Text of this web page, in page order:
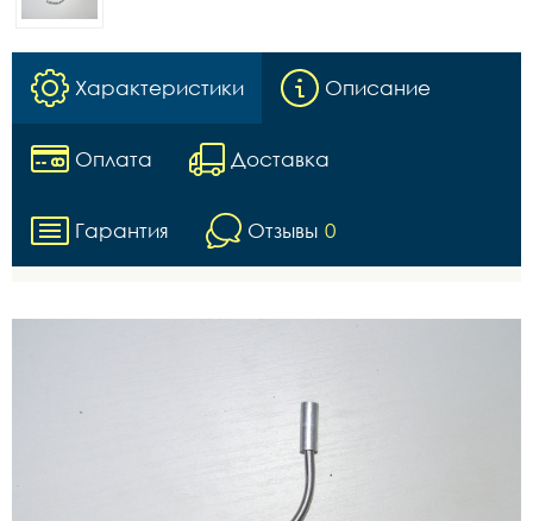
Характеристики Описание
Оплата Доставка
Гарантия Отзывы 0